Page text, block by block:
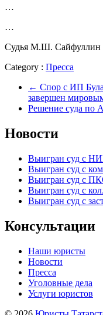
…
…
Судья М.Ш. Сайфуллин
Category : Пресса
← Спор с ИП
завершен
Решение суда
Новости
Выигран суд с
Выигран суд с
Выигран суд с
Выигран суд с
Выигран суд с
Консультации
Наши юристы
Новости
Пресса
Уголовные дела
Услуги юристов